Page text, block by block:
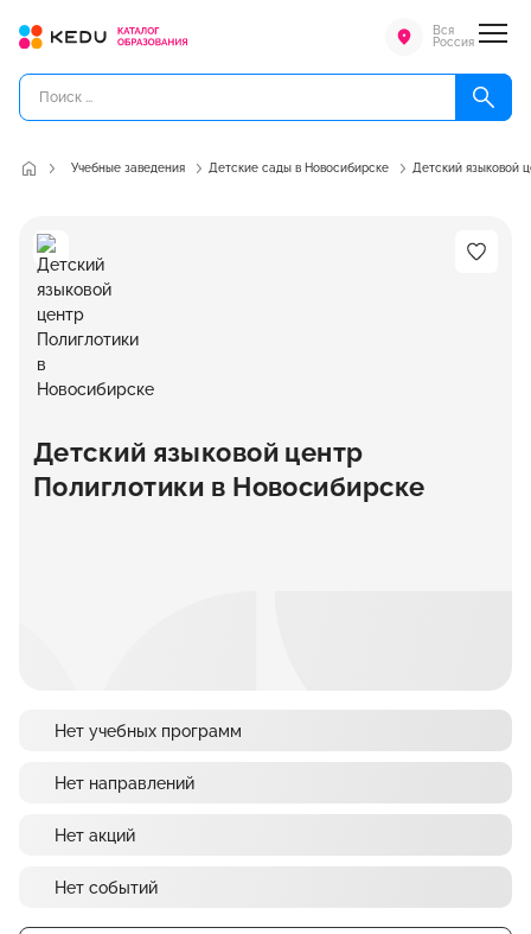
Вся
Россия
Учебные заведения Детские сады в Новосибирске Детский языковой
Детский языковой центр
Полиглотики в Новосибирске
Нет учебных программ
Нет направлений
Нет акций
Нет событий